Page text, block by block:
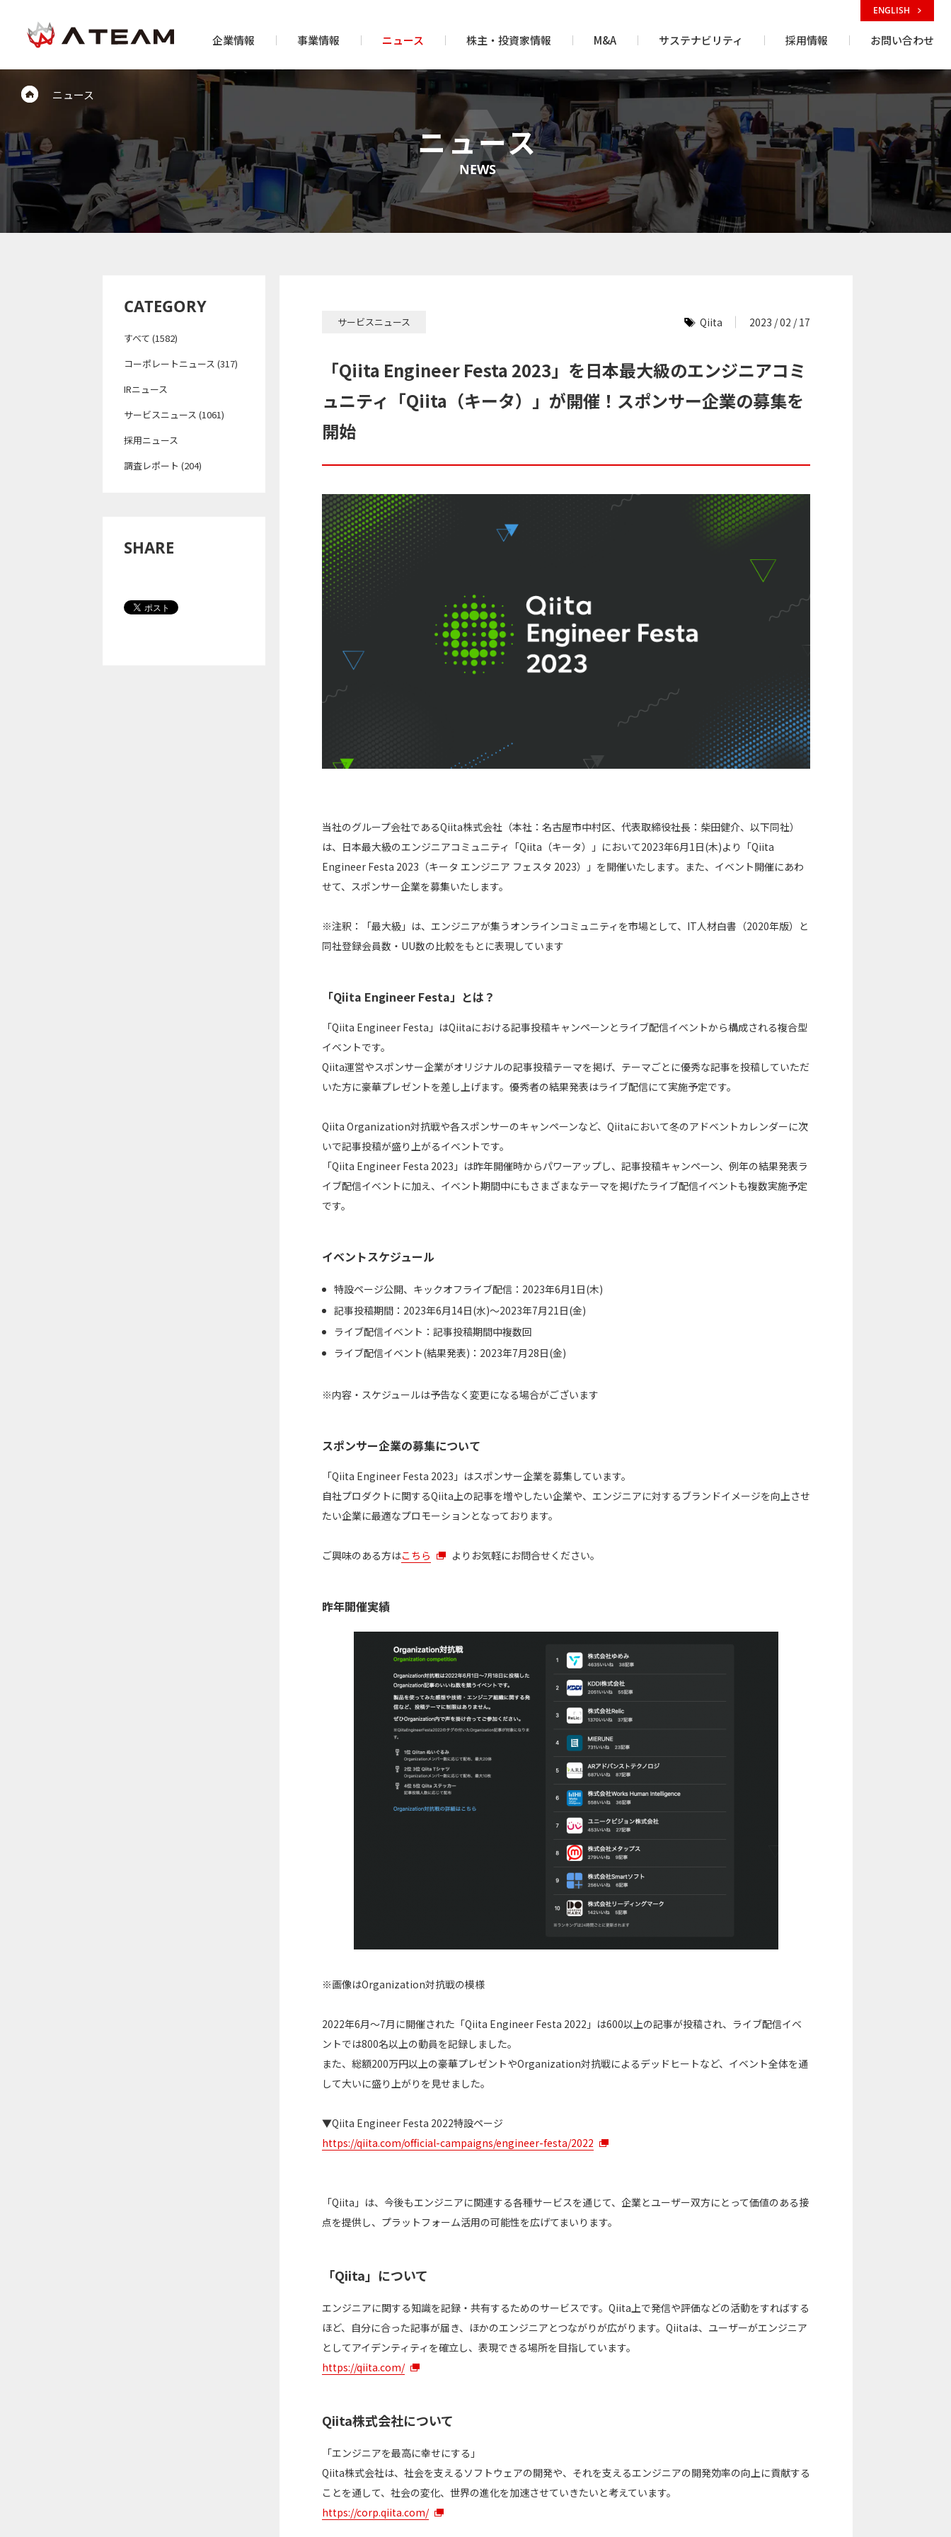
企業情報 事業情報 ニュース 株主・投資家情報 M&A サステナビリティ 採用情報 お問い合わせ
ENGLISH
ニュース
ニュース
NEWS
CATEGORY
すべて (1582)
コーポレートニュース (317)
IRニュース
サービスニュース (1061)
採用ニュース
調査レポート (204)
SHARE
サービスニュース Qiita 2023 / 02 / 17
「Qiita Engineer Festa 2023」を日本最大級のエンジニアコミ
ュニティ「Qiita（キータ）」が開催！スポンサー企業の募集を
開始
当社のグループ会社であるQiita株式会社（本社：名古屋市中村区、代表取締役社長：柴田健介、以下同社）
は、日本最大級のエンジニアコミュニティ「Qiita（キータ）」において2023年6月1日(木)より「Qiita
Engineer Festa 2023（キータ エンジニア フェスタ 2023）」を開催いたします。また、イベント開催にあわ
せて、スポンサー企業を募集いたします。
※注釈：「最大級」は、エンジニアが集うオンラインコミュニティを市場として、IT人材白書（2020年版）と
同社登録会員数・UU数の比較をもとに表現しています
「Qiita Engineer Festa」とは？
「Qiita Engineer Festa」はQiitaにおける記事投稿キャンペーンとライブ配信イベントから構成される複合型
イベントです。
Qiita運営やスポンサー企業がオリジナルの記事投稿テーマを掲げ、テーマごとに優秀な記事を投稿していただ
いた方に豪華プレゼントを差し上げます。優秀者の結果発表はライブ配信にて実施予定です。
Qiita Organization対抗戦や各スポンサーのキャンペーンなど、Qiitaにおいて冬のアドベントカレンダーに次
いで記事投稿が盛り上がるイベントです。
「Qiita Engineer Festa 2023」は昨年開催時からパワーアップし、記事投稿キャンペーン、例年の結果発表ラ
イブ配信イベントに加え、イベント期間中にもさまざまなテーマを掲げたライブ配信イベントも複数実施予定
です。
イベントスケジュール
特設ページ公開、キックオフライブ配信：2023年6月1日(木)
記事投稿期間：2023年6月14日(水)〜2023年7月21日(金)
ライブ配信イベント：記事投稿期間中複数回
ライブ配信イベント(結果発表)：2023年7月28日(金)
※内容・スケジュールは予告なく変更になる場合がございます
スポンサー企業の募集について
「Qiita Engineer Festa 2023」はスポンサー企業を募集しています。
自社プロダクトに関するQiita上の記事を増やしたい企業や、エンジニアに対するブランドイメージを向上させ
たい企業に最適なプロモーションとなっております。
ご興味のある方はこちら よりお気軽にお問合せください。
昨年開催実績
※画像はOrganization対抗戦の模様
2022年6月〜7月に開催された「Qiita Engineer Festa 2022」は600以上の記事が投稿され、ライブ配信イベ
ントでは800名以上の動員を記録しました。
また、総額200万円以上の豪華プレゼントやOrganization対抗戦によるデッドヒートなど、イベント全体を通
して大いに盛り上がりを見せました。
▼Qiita Engineer Festa 2022特設ページ
https://qiita.com/official-campaigns/engineer-festa/2022
「Qiita」は、今後もエンジニアに関連する各種サービスを通じて、企業とユーザー双方にとって価値のある接
点を提供し、プラットフォーム活用の可能性を広げてまいります。
「Qiita」について
エンジニアに関する知識を記録・共有するためのサービスです。Qiita上で発信や評価などの活動をすればする
ほど、自分に合った記事が届き、ほかのエンジニアとつながりが広がります。Qiitaは、ユーザーがエンジニア
としてアイデンティティを確立し、表現できる場所を目指しています。
https://qiita.com/
Qiita株式会社について
「エンジニアを最高に幸せにする」
Qiita株式会社は、社会を支えるソフトウェアの開発や、それを支えるエンジニアの開発効率の向上に貢献する
ことを通して、社会の変化、世界の進化を加速させていきたいと考えています。
https://corp.qiita.com/